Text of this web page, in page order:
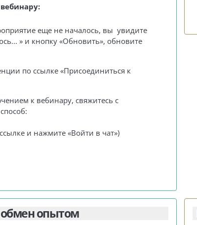
еще не началось, вы увидите
» и кнопку «Обновить», обновите
по ссылке «Присоединиться к
к вебинару, свяжитесь с
и нажмите«Войти в чат»)
опытом